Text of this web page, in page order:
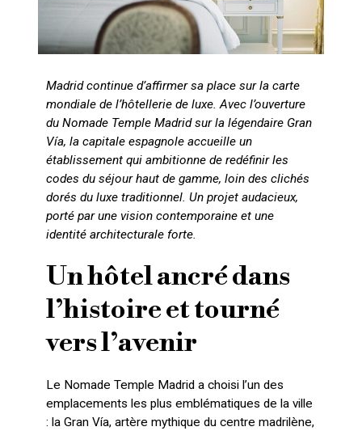
Madrid continue d’affirmer sa place sur la carte
mondiale de l’hôtellerie de luxe. Avec l’ouverture
du Nomade Temple Madrid sur la légendaire Gran
Vía, la capitale espagnole accueille un
établissement qui ambitionne de redéfinir les
codes du séjour haut de gamme, loin des clichés
dorés du luxe traditionnel. Un projet audacieux,
porté par une vision contemporaine et une
identité architecturale forte.
Un hôtel ancré dans
l’histoire et tourné
vers l’avenir
Le Nomade Temple Madrid a choisi l’un des
emplacements les plus emblématiques de la ville
: la Gran Vía, artère mythique du centre madrilène,